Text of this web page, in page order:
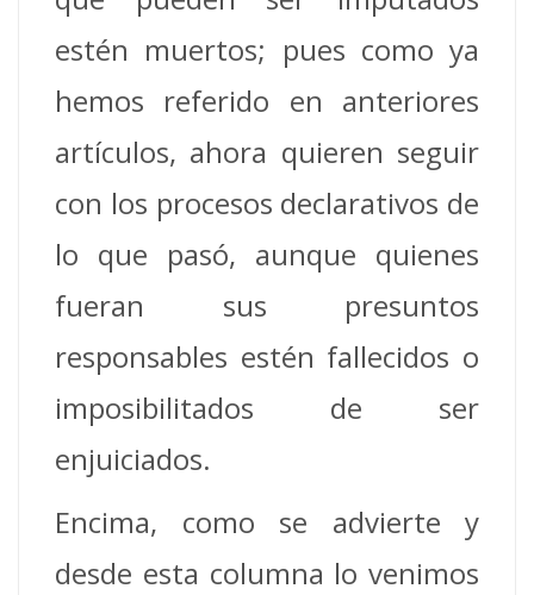
estén muertos; pues como ya
hemos referido en anteriores
artículos, ahora quieren seguir
con los procesos declarativos de
lo que pasó, aunque quienes
fueran sus presuntos
responsables estén fallecidos o
imposibilitados de ser
enjuiciados.
Encima, como se advierte y
desde esta columna lo venimos